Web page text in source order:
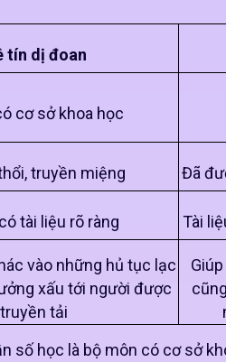
tín dị đoan
cơ sở khoa học
truyền miệng Đã
tài liệu rõ ràng Tài
vào những hủ tục lạc
xấu tới người được
truyền tải
số học là bộ môn có cơ sở